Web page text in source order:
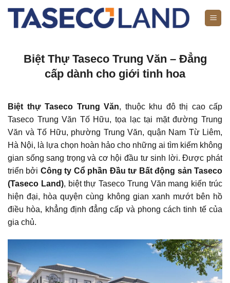
Bỏ
Biệt Thự Taseco Trung Văn – Đẳng
cấp dành cho giới tinh hoa
Biệt thự Taseco Trung Văn, thuộc khu đô thị cao cấp
Taseco Trung Văn Tố Hữu, tọa lạc tại mặt đường Trung
Văn và Tố Hữu, phường Trung Văn, quận Nam Từ Liêm,
Hà Nội, là lựa chọn hoàn hảo cho những ai tìm kiếm không
gian sống sang trọng và cơ hội đầu tư sinh lời. Được phát
triển bởi Công ty Cổ phần Đầu tư Bất động sản Taseco
(Taseco Land), biệt thự Taseco Trung Văn mang kiến trúc
hiện đại, hòa quyện cùng không gian xanh mướt bên hồ
điều hòa, khẳng định đẳng cấp và phong cách tinh tế của
gia chủ.